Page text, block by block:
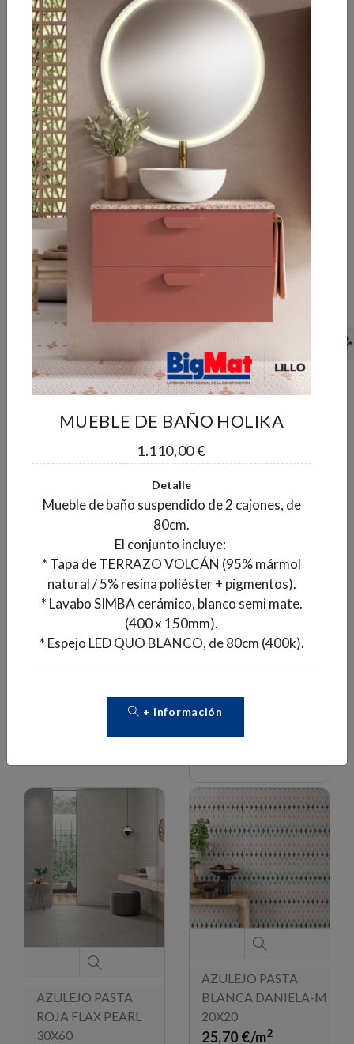
AZULEJO PASTA
ROJA WILSON
BLANCO 10X20
26,90 €/m2
Caja de 1,00 m
26,90 €
Pedido mínimo 1 caja
AZULEJO PASTA
BLANCA JÁVEA AB/C
ESMERALDA 8X31,5
32,00 €/m2
20,16 €
AZULEJO PASTA
BLANCA RECT.
BIGMARBLE BRILLO
30X90
Caja de 1,35 m :
Pedido mínimo 1 caja
AZULEJO PASTA
ROJA LZ FLAX PEARL
30X60
12,60 €/m2
20,41 €
Pedido mínimo 1 caja
AZULEJO PASTA
ROJA FLAX PEARL
30X60
AZULEJO PASTA
BLANCA DANIELA-M
20X20
25,70 €/m2
MUEBLE DE BAÑO HOLIKA
1.110,00 €
Detalle
Mueble de baño suspendido de 2 cajones, de
80cm.
El conjunto incluye:
* Tapa de TERRAZO VOLCÁN (95% mármol
natural / 5% resina poliéster + pigmentos).
* Lavabo SIMBA cerámico, blanco semi mate.
(400 x 150mm).
* Espejo LED QUO BLANCO, de 80cm (400k).
+ información